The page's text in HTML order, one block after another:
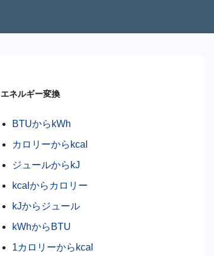
エネルギー変換
BTUからkWh
カロリーからkcal
ジュールからkJ
kcalからカロリー
kJからジュール
kWhからBTU
1カロリーからkcal